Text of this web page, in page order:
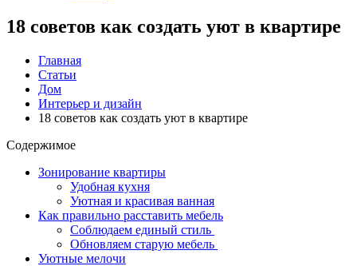
18 советов как создать уют в квартире
Главная
Статьи
Дом
Интерьер и дизайн
18 советов как создать уют в квартире
Содержимое
Зонирование квартиры
Удобная кухня
Уютная и красивая ванная
Как правильно расставить мебель
Соблюдаем единый стиль
Обновляем старую мебель
Уютные мелочи